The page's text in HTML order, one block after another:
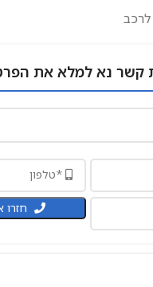
לרכב
קשר נא למלא את
חזרו